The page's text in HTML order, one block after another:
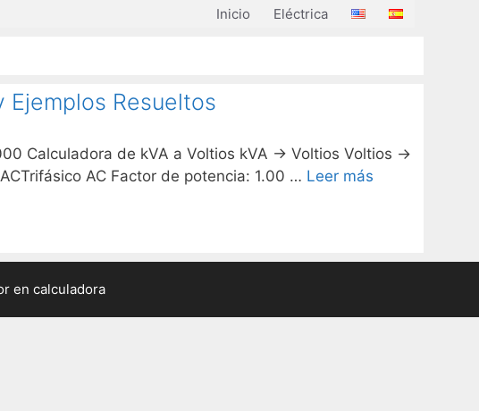
Inicio Eléctrica
Ejemplos Resueltos
Calculadora de kVA a Voltios kVA → Voltios Voltios →
AC Factor de potencia: 1.00 … Leer más
en calculadora